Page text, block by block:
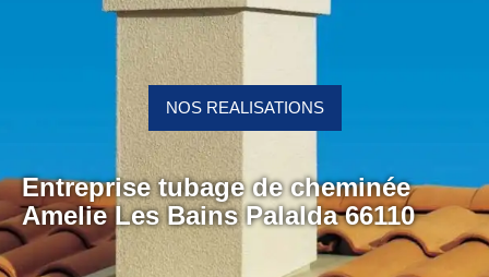
Entreprise tubage de cheminée
Amelie Les Bains Palalda 66110
NOS REALISATIONS